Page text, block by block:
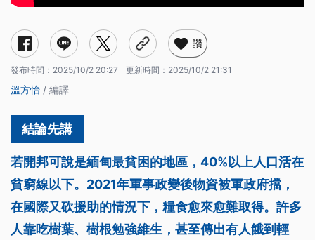
讚
發布時間： 2025/10/2 20:27 更新時間： 2025/10/2 21:31
溫方怡 / 編譯
若開邦可說是緬甸最貧困的地區，40%以上人口活在
貧窮線以下。2021年軍事政變後物資被軍政府擋，
在國際又砍援助的情況下，糧食愈來愈難取得。許多
人靠吃樹葉、樹根勉強維生，甚至傳出有人餓到輕